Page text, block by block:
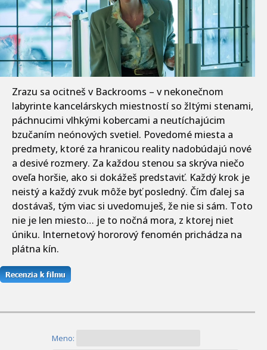
Zrazu sa ocitneš v Backrooms – v nekonečnom
labyrinte kancelárskych miestností so žltými stenami,
páchnucimi vlhkými kobercami a neutíchajúcim
bzučaním neónových svetiel. Povedomé miesta a
predmety, ktoré za hranicou reality nadobúdajú nové
a desivé rozmery. Za každou stenou sa skrýva niečo
oveľa horšie, ako si dokážeš predstaviť. Každý krok je
neistý a každý zvuk môže byť posledný. Čím ďalej sa
dostávaš, tým viac si uvedomuješ, že nie si sám. Toto
nie je len miesto… je to nočná mora, z ktorej niet
úniku. Internetový hororový fenomén prichádza na
plátna kín.
Meno: